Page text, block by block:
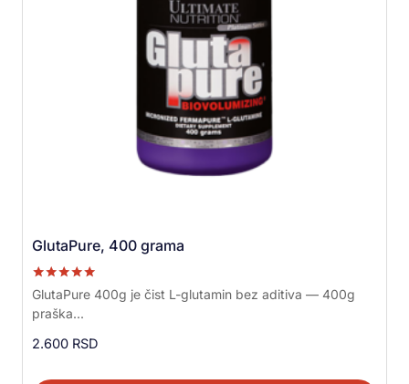
GlutaPure, 400 grama
Ocenjeno sa
5.00
od 5
GlutaPure 400g je čist L-glutamin bez aditiva — 400g
praška...
2.600 RSD